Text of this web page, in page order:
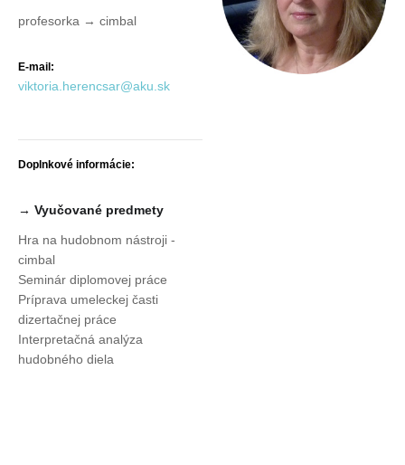
profesorka → cimbal
E-mail:
viktoria.herencsar@aku.sk
Doplnkové informácie:
→ Vyučované predmety
Hra na hudobnom nástroji -
cimbal
Seminár diplomovej práce
Príprava umeleckej časti
dizertačnej práce
Interpretačná analýza
hudobného diela